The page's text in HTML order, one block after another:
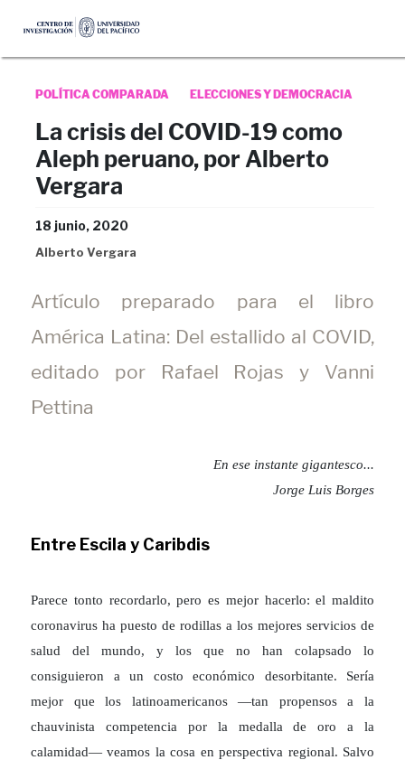
POLÍTICA COMPARADA ELECCIONES Y DEMOCRACIA
La crisis del COVID-19 como
Aleph peruano, por Alberto
Vergara
18 junio, 2020
Alberto Vergara
Artículo preparado para el libro
América Latina: Del estallido al COVID,
editado por Rafael Rojas y Vanni
Pettina
En ese instante gigantesco...
Jorge Luis Borges
Entre Escila y Caribdis
Parece tonto recordarlo, pero es mejor hacerlo: el maldito
coronavirus ha puesto de rodillas a los mejores servicios de
salud del mundo, y los que no han colapsado lo
consiguieron a un costo económico desorbitante. Sería
mejor que los latinoamericanos —tan propensos a la
chauvinista competencia por la medalla de oro a la
calamidad— veamos la cosa en perspectiva regional. Salvo